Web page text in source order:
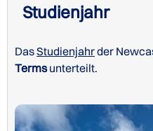
Studienjahr
DasStudienjahrder
Terms unterteilt.